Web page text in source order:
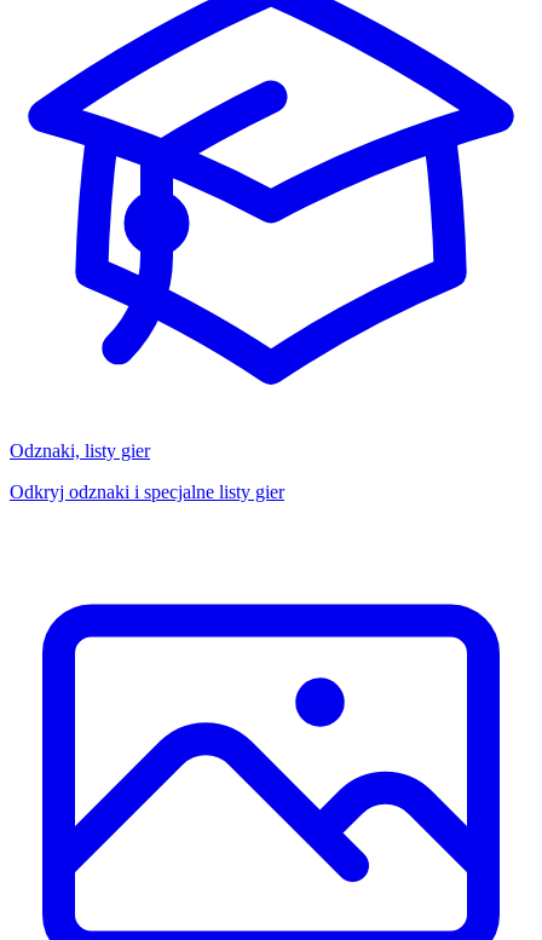
Odznaki, listy gier
Odkryj odznaki i specjalne listy gier